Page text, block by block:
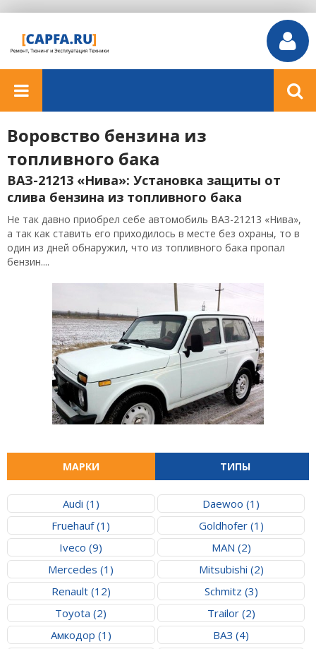
Воровство бензина из
топливного бака
ВАЗ-21213 «Нива»: Установка защиты от
слива бензина из топливного бака
Не так давно приобрел себе автомобиль ВАЗ-21213 «Нива»,
а так как ставить его приходилось в месте без охраны, то в
один из дней обнаружил, что из топливного бака пропал
бензин....
МАРКИ ТИПЫ
Audi (1)
Daewoo (1)
Fruehauf (1)
Goldhofer (1)
Iveco (9)
MAN (2)
Mercedes (1)
Mitsubishi (2)
Renault (12)
Schmitz (3)
Toyota (2)
Trailor (2)
Амкодор (1)
ВАЗ (4)